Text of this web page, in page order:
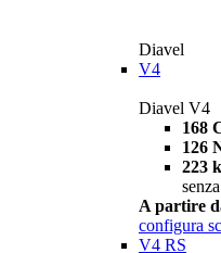
Diavel
V4
Diavel V4
168
126
223
A partire
configura
V4 RS